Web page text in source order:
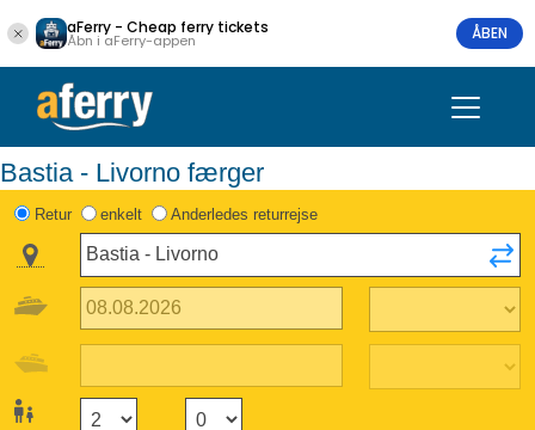
aFerry - Cheap ferry tickets
Åbn i aFerry-appen ÅBEN
Bastia - Livorno færger
Retur enkelt Anderledes returrejse